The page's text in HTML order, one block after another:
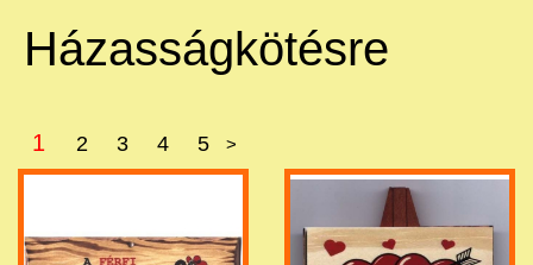
Házasságkötésre
1 2 3 4 5 >